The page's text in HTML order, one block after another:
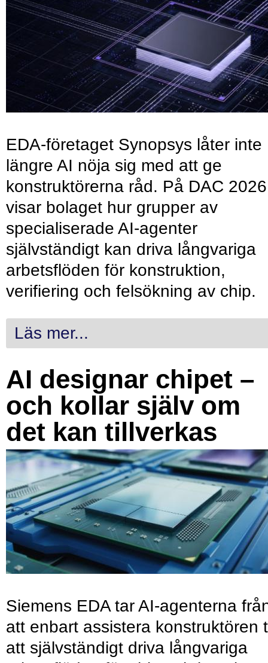
EDA-företaget Synopsys låter inte
längre AI nöja sig med att ge
konstruktörerna råd. På DAC 2026
visar bolaget hur grupper av
specialiserade AI-agenter
självständigt kan driva långvariga
arbetsflöden för konstruktion,
verifiering och felsökning av chip.
Läs mer...
AI designar chipet –
och kollar själv om
det kan tillverkas
Siemens EDA tar AI-agenterna
att enbart assistera konstruktören
att självständigt driva långvariga